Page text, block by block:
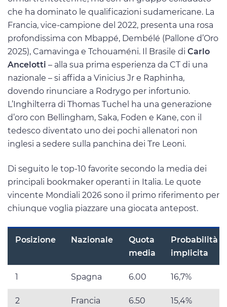
che ha dominato le qualificazioni sudamericane. La
Francia, vice-campione del 2022, presenta una rosa
profondissima con Mbappé, Dembélé (Pallone d’Oro
2025), Camavinga e Tchouaméni. Il Brasile di Carlo
Ancelotti – alla sua prima esperienza da CT di una
nazionale – si affida a Vinicius Jr e Raphinha,
dovendo rinunciare a Rodrygo per infortunio.
L’Inghilterra di Thomas Tuchel ha una generazione
d’oro con Bellingham, Saka, Foden e Kane, con il
tedesco diventato uno dei pochi allenatori non
inglesi a sedere sulla panchina dei Tre Leoni.
Di seguito le top-10 favorite secondo la media dei
principali bookmaker operanti in Italia. Le quote
vincente Mondiali 2026 sono il primo riferimento per
chiunque voglia piazzare una giocata antepost.
Posizione Nazionale
Quota
media
Probabilità
implicita
1 Spagna 6.00 16,7%
2 Francia 6.50 15,4%